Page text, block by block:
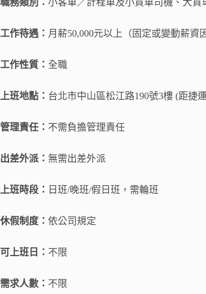
職務類別： 小客車／計程車及小貨車司機、大貨
工作待遇： 月薪50,000元以上（固定或變動薪資
工作性質： 全職
上班地點： 台北市中山區松江路190號3樓 (距捷
管理責任： 不需負擔管理責任
出差外派： 無需出差外派
上班時段： 日班/晚班/假日班，需輪班
休假制度： 依公司規定
可上班日： 不限
需求人數： 不限